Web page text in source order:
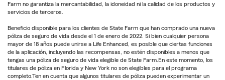
Farm no garantiza la mercantabilidad, la idoneidad ni la calidad de los productos y
servicios de terceros.
Beneficio disponible para los clientes de State Farm que han comprado una nueva
póliza de seguro de vida desde el 1 de enero de 2022. Si bien cualquier persona
mayor de 18 años puede unirse a Life Enhanced, es posible que ciertas funciones
de la aplicación, incluyendo las recompensas, no estén disponibles a menos que
tengas una póliza de seguro de vida elegible de State Farm.En este momento, los
titulares de póliza en Florida y New York no son elegibles para el programa
completo.Ten en cuenta que algunos titulares de póliza pueden experimentar un